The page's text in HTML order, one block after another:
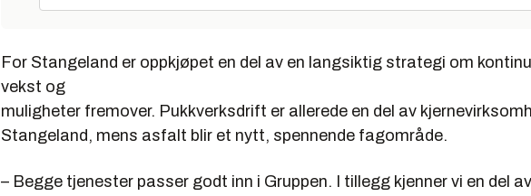
For Stangeland er oppkjøpet en del av en langsiktig strategi om
vekst og
muligheter fremover. Pukkverksdrift er allerede en del av
Stangeland, mens asfalt blir et nytt, spennende fagområde.
– Begge tjenester passer godt inn i Gruppen. I tillegg kjenner vi en del